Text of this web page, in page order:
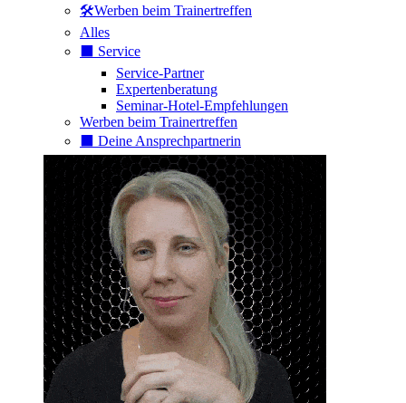
🛠️Werben beim Trainertreffen
Alles
⬛️ Service
Service-Partner
Expertenberatung
Seminar-Hotel-Empfehlungen
Werben beim Trainertreffen
⬛️ Deine Ansprechpartnerin